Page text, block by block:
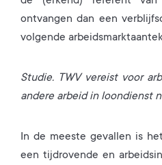
ontvangen dan een
volgende
Studie. TWV vereist voor
andere arbeid in loondienst
In de meeste gevallen is
een tijdrovende en